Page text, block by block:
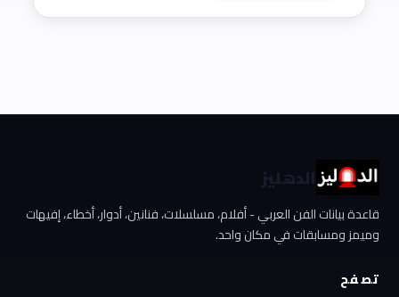
الدهليز
قاعدة بيانات الفن العربي - أفلام، مسلسلات، فنانين، أدوار، أخطاء، إفيهات
وميمز ومسابقات في مكان واحد.
تصفح